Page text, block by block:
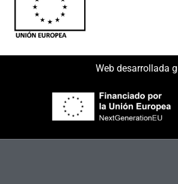
Web desarrollada